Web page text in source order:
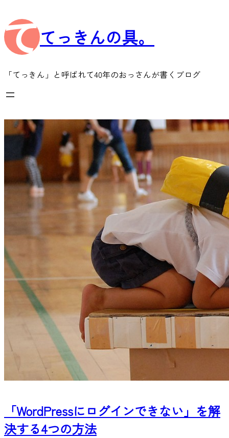
容
を
ス
ッ
てっきんの具。
「てっきん」と呼ばれて40年のおっさんが書くブログ
「WordPressにログインできない」を解
決する4つの方法